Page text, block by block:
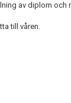
av diplom och
till våren.